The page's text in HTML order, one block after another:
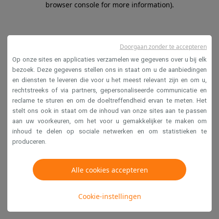
browser console for more information).
Op onze sites en applicaties verzamelen we gegevens over u bij elk
bezoek. Deze gegevens stellen ons in staat om u de aanbiedingen
en diensten te leveren die voor u het meest relevant zijn en om u,
rechtstreeks of via partners, gepersonaliseerde communicatie en
reclame te sturen en om de doeltreffendheid ervan te meten. Het
stelt ons ook in staat om de inhoud van onze sites aan te passen
aan uw voorkeuren, om het voor u gemakkelijker te maken om
inhoud te delen op sociale netwerken en om statistieken te
produceren.
Alle cookies accepteren
Cookie-instellingen
Doorgaan zonder te accepteren